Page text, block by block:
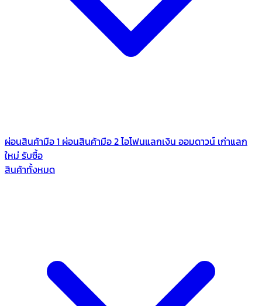
ผ่อนสินค้ามือ 1 ผ่อนสินค้ามือ 2ไอโฟนแลกเงิน ออมดาวน์ เก่าแลก
ใหม่ รับซื้อ
สินค้าทั้งหมด